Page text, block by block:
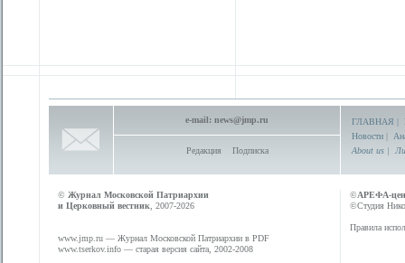
e-mail: news@jmp.ru
Редакция Подписка
ГЛАВНАЯ |
Новости |
About us |
© Журнал Московской Патриархии
и Церковный вестник , 2007-2026
www.jmp.ru — Журнал Московской Патриархии в PDF
www.tserkov.info — старая версия сайта, 2002-2008
©АРЕФА-
©Студия
Правила